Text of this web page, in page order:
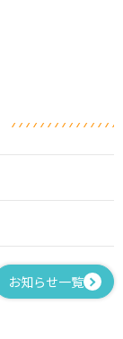
お知らせ一覧